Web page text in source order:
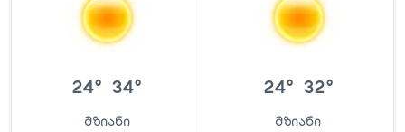
24° 34°
მზიანი
24° 32°
მზიანი